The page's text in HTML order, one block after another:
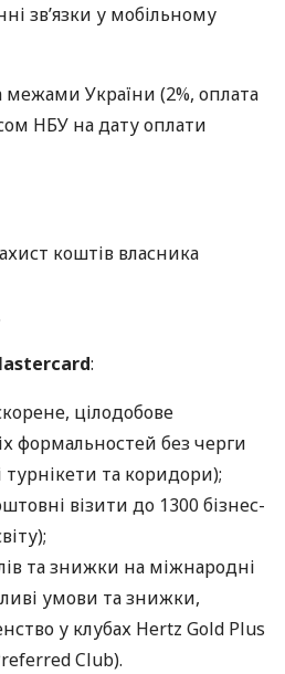
зв’язки у мобільному
межами України (2%, оплата
НБУ на дату оплати
коштів власника
:
цілодобове
формальностей без черги
турнікети та коридори);
візити до 1300 бізнес-
та знижки на міжнародні
умови та знижки,
у клубах Hertz Gold Plus
Club).